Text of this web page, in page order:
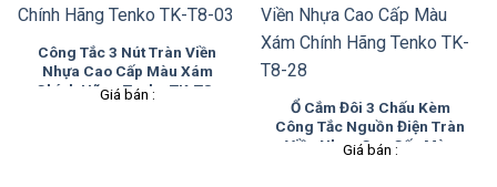
Công Tắc 3 Nút Tràn Viền
Nhựa Cao Cấp Màu Xám
Chính Hãng Tenko TK-T8-
Giá bán :
Ổ Cắm Đôi 3 Chấu Kèm
Công Tắc Nguồn Điện Tràn
Viền Nhựa Cao Cấp Màu
Giá bán :